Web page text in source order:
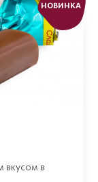
НОВИНКА
вкусом в